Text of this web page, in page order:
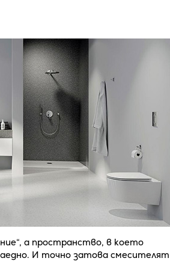
а пространство, в което
И точно затова смесителят